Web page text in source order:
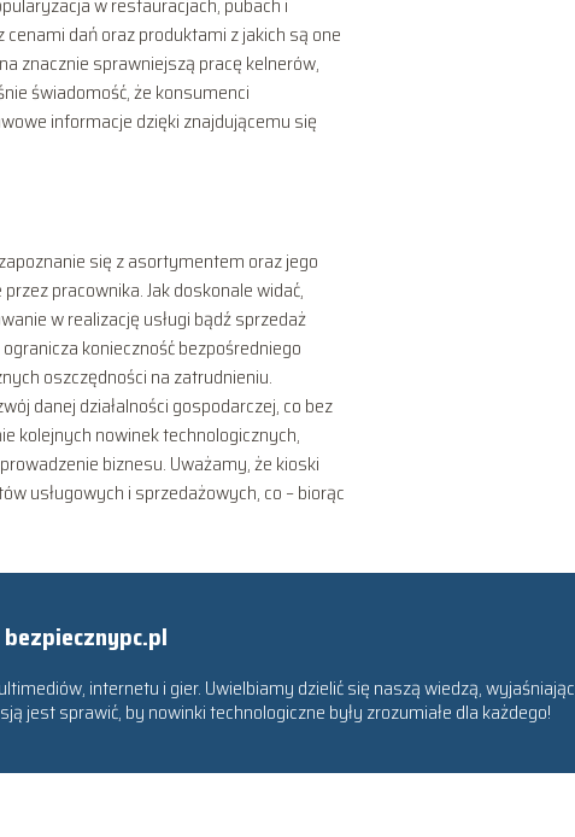
dań oraz produktami z jakich są one
znacznie sprawniejszą pracę kelnerów,
świadomość, że konsumenci
informacje dzięki znajdującemu się
się z asortymentem oraz jego
pracownika. Jak doskonale widać,
w realizację usługi bądź sprzedaż
konieczność bezpośredniego
oszczędności na zatrudnieniu.
danej działalności gospodarczej, co bez
kolejnych nowinek technologicznych,
biznesu. Uważamy, że kioski
usługowych i sprzedażowych, co – biorąc
bezpiecznypc.pl
internetu i gier. Uwielbiamy dzielić się naszą wiedzą, wyjaśniając
jest sprawić, by nowinki technologiczne były zrozumiałe dla każdego!